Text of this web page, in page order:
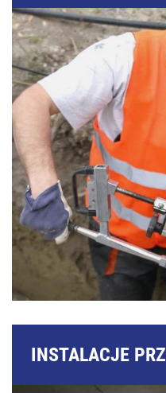
INSTALACJE